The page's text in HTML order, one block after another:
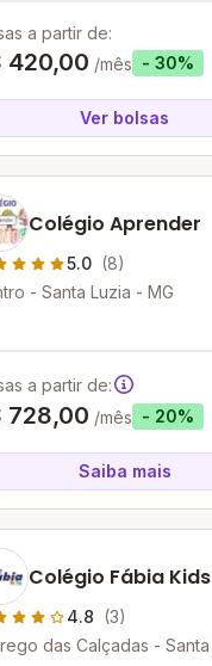
a partir de:
420,00 /mês - 30%
Ver bolsas
Colégio Aprender
5.0 (8)
- Santa Luzia - MG
a partir de:
728,00 /mês - 20%
Saiba mais
Colégio Fábia Kids
4.8 (3)
das Calçadas -